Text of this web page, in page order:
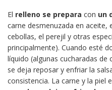
El relleno se prepara con un
carne desmenuzada en aceite,
cebollas, el perejil y otras
principalmente). Cuando esté
líquido (algunas cucharadas
se deja reposar y enfriar la
consistencia. La carne y la piel